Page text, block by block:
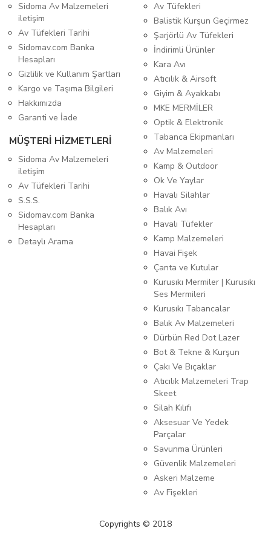
Sidoma Av Malzemeleri
iletişim
Av Tüfekleri Tarihi
Sidomav.com Banka
Hesapları
Gizlilik ve Kullanım Şartları
Kargo ve Taşıma Bilgileri
Hakkımızda
Garanti ve İade
MÜŞTERİ HİZMETLERİ
Sidoma Av Malzemeleri
iletişim
Av Tüfekleri Tarihi
S.S.S.
Sidomav.com Banka
Hesapları
Detaylı Arama
Av Tüfekleri
Balistik Kurşun Geçirmez
Şarjörlü Av Tüfekleri
İndirimli Ürünler
Kara Avı
Atıcılık & Airsoft
Giyim & Ayakkabı
MKE MERMİLER
Optik & Elektronik
Tabanca Ekipmanları
Av Malzemeleri
Kamp & Outdoor
Ok Ve Yaylar
Havalı Silahlar
Balık Avı
Havalı Tüfekler
Kamp Malzemeleri
Havai Fişek
Çanta ve Kutular
Kurusıkı Mermiler | Kurusıkı
Ses Mermileri
Kurusıkı Tabancalar
Balık Av Malzemeleri
Dürbün Red Dot Lazer
Bot & Tekne & Kurşun
Çakı Ve Bıçaklar
Atıcılık Malzemeleri Trap
Skeet
Silah Kılıfı
Aksesuar Ve Yedek
Parçalar
Savunma Ürünleri
Güvenlik Malzemeleri
Askeri Malzeme
Av Fişekleri
Copyrights © 2018